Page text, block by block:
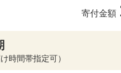
寄付金額
時間帯指定可）